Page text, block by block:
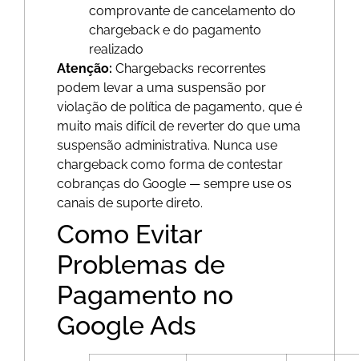
comprovante de cancelamento do
chargeback e do pagamento
realizado
Atenção: Chargebacks recorrentes
podem levar a uma suspensão por
violação de política de pagamento, que é
muito mais difícil de reverter do que uma
suspensão administrativa. Nunca use
chargeback como forma de contestar
cobranças do Google — sempre use os
canais de suporte direto.
Como Evitar
Problemas de
Pagamento no
Google Ads